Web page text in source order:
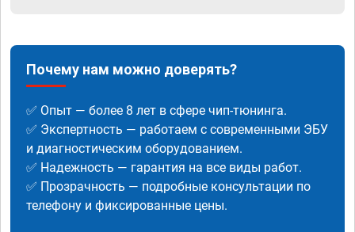
Почему нам можно доверять?
✅ Опыт — более 8 лет в сфере чип-тюнинга.
✅ Экспертность — работаем с современными ЭБУ
и диагностическим оборудованием.
✅ Надежность — гарантия на все виды работ.
✅ Прозрачность — подробные консультации по
телефону и фиксированные цены.